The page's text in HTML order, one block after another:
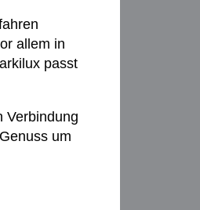
allem in
passt
Verbindung
um